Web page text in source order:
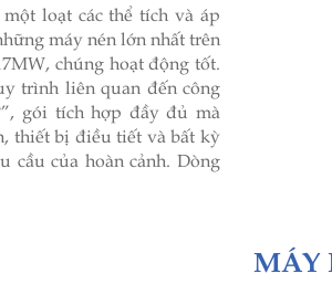
loạt các thể tích và áp
máy nén lớn nhất trên
chúng hoạt động tốt.
trình liên quan đến công
gói tích hợp đầy đủ mà
thiết bị điều tiết và bất kỳ
cầu của hoàn cảnh. Dòng
MÁY